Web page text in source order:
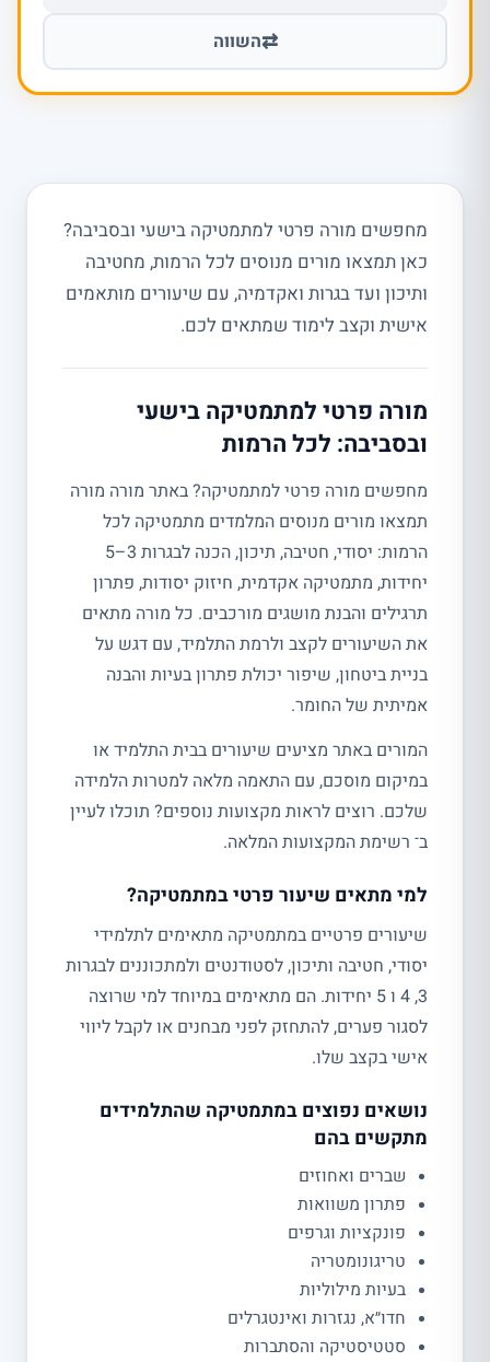
⇄השווה
מחפשים מורה פרטי למתמטיקה בישעי ובסביבה?
כאן תמצאו מורים מנוסים לכל הרמות, מחטיבה
ותיכון ועד בגרות ואקדמיה, עם שיעורים מותאמים
אישית וקצב לימוד שמתאים לכם.
מורה פרטי למתמטיקה בישעי
ובסביבה: לכל הרמות
מחפשים מורה פרטי למתמטיקה? באתר מורה מורה
תמצאו מורים מנוסים המלמדים מתמטיקה לכל
הרמות: יסודי, חטיבה, תיכון, הכנה לבגרות 3–5
יחידות, מתמטיקה אקדמית, חיזוק יסודות, פתרון
תרגילים והבנת מושגים מורכבים. כל מורה מתאים
את השיעורים לקצב ולרמת התלמיד, עם דגש על
בניית ביטחון, שיפור יכולת פתרון בעיות והבנה
אמיתית של החומר.
המורים באתר מציעים שיעורים בבית התלמיד או
במיקום מוסכם, עם התאמה מלאה למטרות הלמידה
שלכם. רוצים לראות מקצועות נוספים? תוכלו לעיין
ב־ רשימת המקצועות המלאה.
למי מתאים שיעור פרטי במתמטיקה?
שיעורים פרטיים במתמטיקה מתאימים לתלמידי
יסודי, חטיבה ותיכון, לסטודנטים ולמתכוננים לבגרות
3, 4 ו 5 יחידות. הם מתאימים במיוחד למי שרוצה
לסגור פערים, להתחזק לפני מבחנים או לקבל ליווי
אישי בקצב שלו.
נושאים נפוצים במתמטיקה שהתלמידים
מתקשים בהם
שברים ואחוזים
פתרון משוואות
פונקציות וגרפים
טריגונומטריה
בעיות מילוליות
חדו״א, נגזרות ואינטגרלים
סטטיסטיקה והסתברות